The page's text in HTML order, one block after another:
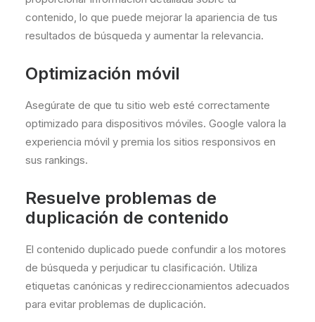
contenido, lo que puede mejorar la apariencia de tus
resultados de búsqueda y aumentar la relevancia.
Optimización móvil
Asegúrate de que tu sitio web esté correctamente
optimizado para dispositivos móviles. Google valora la
experiencia móvil y premia los sitios responsivos en
sus rankings.
Resuelve problemas de
duplicación de contenido
El contenido duplicado puede confundir a los motores
de búsqueda y perjudicar tu clasificación. Utiliza
etiquetas canónicas y redireccionamientos adecuados
para evitar problemas de duplicación.